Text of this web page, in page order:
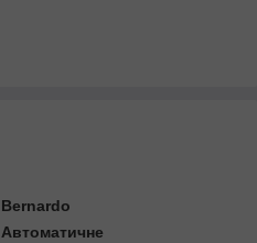
Bernardo
Автоматичне